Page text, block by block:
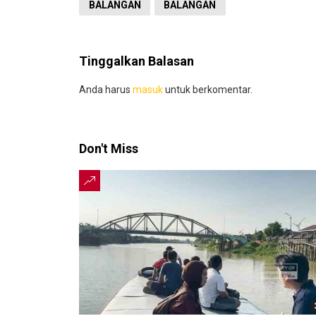
BALANGAN
BALANGAN
Tinggalkan Balasan
Anda harus masukuntuk berkomentar.
Don't Miss